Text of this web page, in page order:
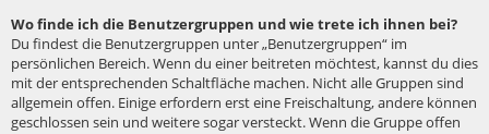
Wo finde ich die Benutzergruppen und wie trete ich ihnen bei?
Du findest die Benutzergruppen unter „Benutzergruppen“ im
persönlichen Bereich. Wenn du einer beitreten möchtest, kannst du dies
mit der entsprechenden Schaltfläche machen. Nicht alle Gruppen sind
allgemein offen. Einige erfordern erst eine Freischaltung, andere können
geschlossen sein und weitere sogar versteckt. Wenn die Gruppe offen